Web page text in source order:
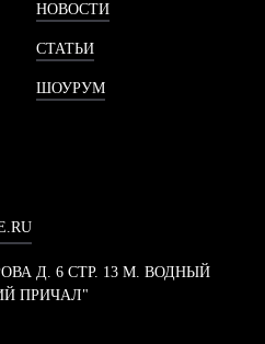
НОВОСТИ
СТАТЬИ
ШОУРУМ
Д. 6 СТР. 13 М. ВОДНЫЙ
ПРИЧАЛ"